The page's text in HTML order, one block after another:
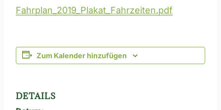
Fahrplan_2019_Plakat_Fahrzeiten.pdf
Zum Kalender hinzufügen
DETAILS